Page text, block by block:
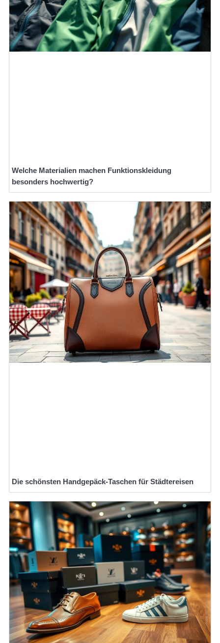
Welche Materialien machen Funktionskleidung
besonders hochwertig?
Die schönsten Handgepäck-Taschen für Städtereisen